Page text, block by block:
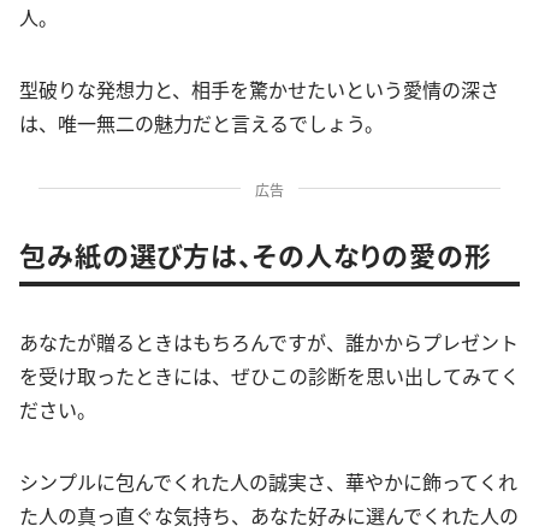
人。
型破りな発想力と、相手を驚かせたいという愛情の深さ
は、唯一無二の魅力だと言えるでしょう。
広告
包み紙の選び方は、その人なりの愛の形
あなたが贈るときはもちろんですが、誰かからプレゼント
を受け取ったときには、ぜひこの診断を思い出してみてく
ださい。
シンプルに包んでくれた人の誠実さ、華やかに飾ってくれ
た人の真っ直ぐな気持ち、あなた好みに選んでくれた人の